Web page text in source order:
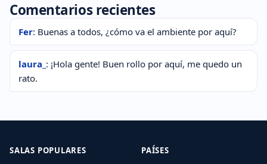
Comentarios recientes
Fer: Buenas a todos, ¿cómo va el ambiente por aquí?
laura_ : ¡Hola gente! Buen rollo por aquí, me quedo un
rato.
SALAS POPULARES PAÍSES